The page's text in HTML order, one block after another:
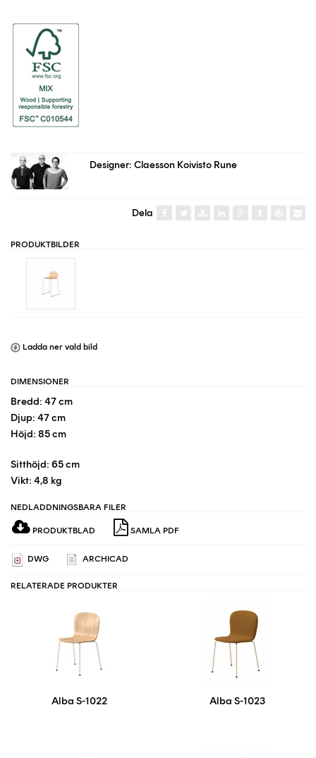
Designer: Claesson Koivisto Rune
Dela
PRODUKTBILDER
Ladda ner vald bild
DIMENSIONER
Bredd: 47 cm
Djup: 47 cm
Höjd: 85 cm
Sitthöjd: 65 cm
Vikt: 4,8 kg
NEDLADDNINGSBARA FILER
PRODUKTBLAD SAMLA PDF
DWG ARCHICAD
RELATERADE PRODUKTER
Alba S-1022 Alba S-1023